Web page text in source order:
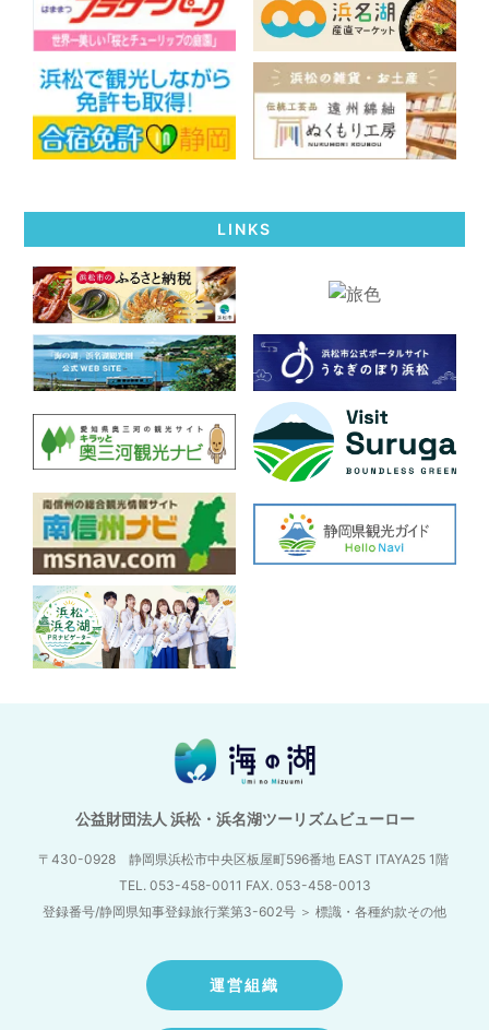
LINKS
公益財団法人 浜松・浜名湖ツーリズムビューロー
〒430-0928 静岡県浜松市中央区板屋町596番地 EAST ITAYA25 1階
TEL. 053-458-0011 FAX. 053-458-0013
登録番号/静岡県知事登録旅行業第3-602号 ＞ 標識・各種約款その他
運営組織